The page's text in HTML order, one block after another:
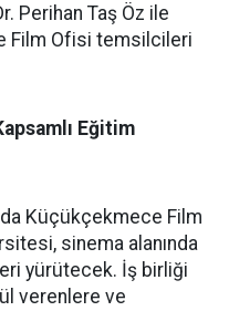
Perihan Taş Öz ile
Film Ofisi temsilcileri
Eğitim
Küçükçekmece Film
sinema alanında
yürütecek. İş birliği
verenlere ve